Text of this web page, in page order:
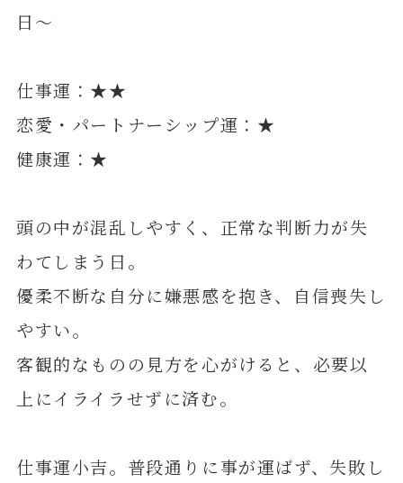
日～
仕事運：★★
恋愛・パートナーシップ運：★
健康運：★
頭の中が混乱しやすく、正常な判断力が失
わてしまう日。
優柔不断な自分に嫌悪感を抱き、自信喪失し
やすい。
客観的なものの見方を心がけると、必要以
上にイライラせずに済む。
仕事運小吉。普段通りに事が運ばず、失敗し